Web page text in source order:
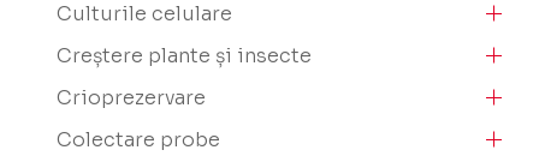
Culturile celulare
Creștere plante și insecte
Crioprezervare
Colectare probe